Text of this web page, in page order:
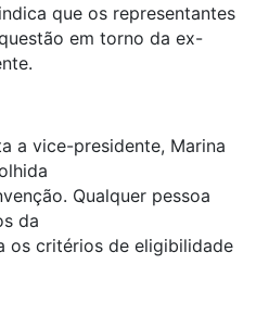
que os representantes
em torno da ex-
a vice-presidente, Marina
Qualquer pessoa
da
os critérios de eligibilidade